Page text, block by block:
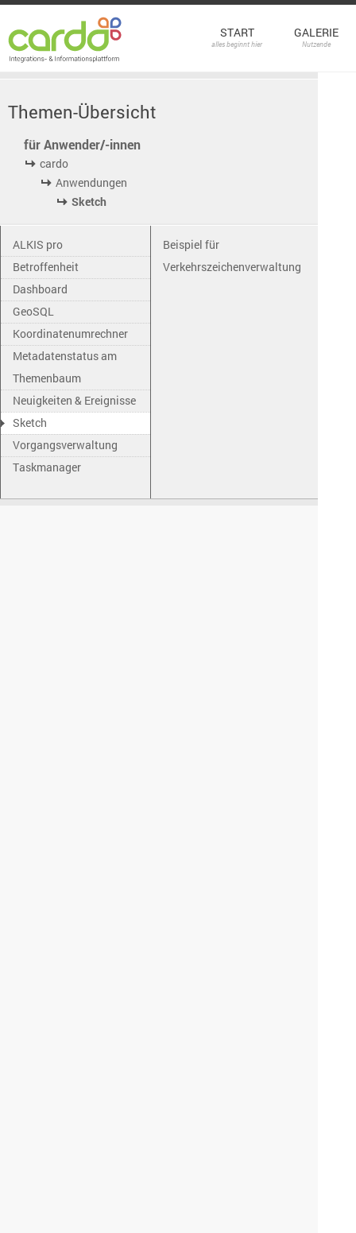
START
alles beginnt hier
GALERIE
Nutzende
Themen-Übersicht
für Anwender/-innen
cardo
Anwendungen
Sketch
ALKIS pro
Betroffenheit
Dashboard
GeoSQL
Koordinatenumrechner
Metadatenstatus am
Themenbaum
Neuigkeiten & Ereignisse
Sketch
Vorgangsverwaltung
Taskmanager
Beispiel für
Verkehrszeichenverwaltung